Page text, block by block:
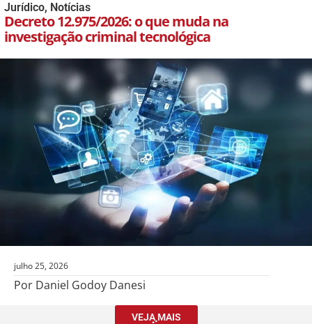
Jurídico, Notícias
Decreto 12.975/2026: o que muda na
investigação criminal tecnológica
julho 25, 2026
Por Daniel Godoy Danesi
VEJA MAIS